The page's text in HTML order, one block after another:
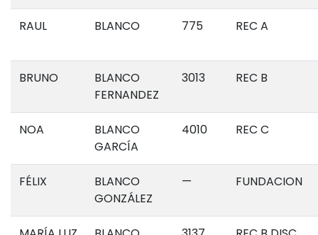
RAUL BLANCO 775 REC A
BRUNO
BLANCO
FERNANDEZ
3013 REC B
NOA
BLANCO
GARCÍA
4010 REC C
FÉLIX
BLANCO
GONZÁLEZ
— FUNDACION